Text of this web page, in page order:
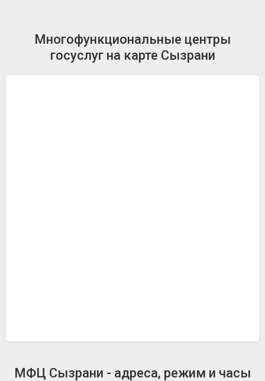
Многофункциональные центры
госуслуг на карте Сызрани
МФЦ Сызрани - адреса, режим и часы